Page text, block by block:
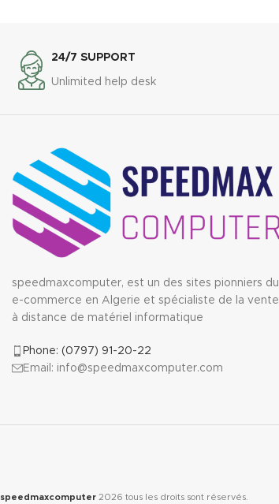
24/7 SUPPORT
Unlimited help desk
speedmaxcomputer, est un des sites pionniers du
e-commerce en Algerie et spécialiste de la vente
à distance de matériel informatique
Phone: (0797) 91-20-22
Email: info@speedmaxcomputer.com
speedmaxcomputer 2026 tous les droits sont réservés.